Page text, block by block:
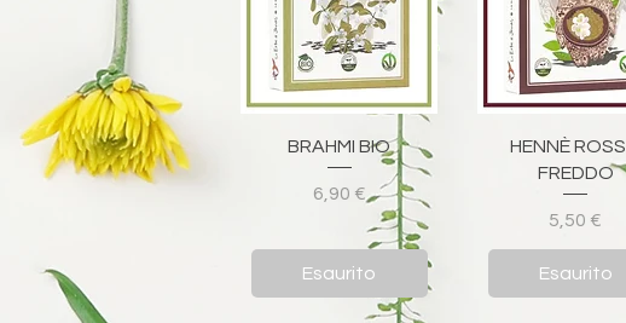
Vista rapida
BRAHMI BIO
Prezzo
6,90 €
Esaurito
Vista rapida
HENNÈ
FREDDO
Prezzo
5,50 €
Esaurito